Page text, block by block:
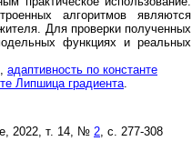
алгоритмов являются
Для проверки полученных
функциях и реальных
, адаптивность по константе
Липшица градиента.
2022, т. 14, № 2 , с. 277-308